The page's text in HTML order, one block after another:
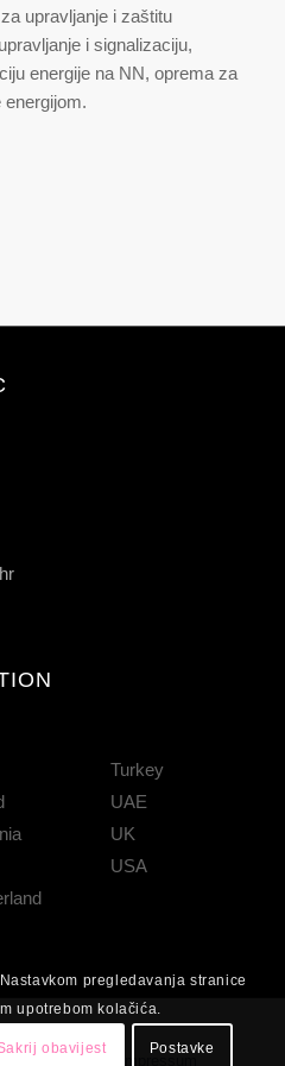
upravljanje i zaštitu
i signalizaciju,
energije na NN, oprema za
energijom.
Turkey
UAE
UK
USA
privatnosti
pregledavanja stranice
upotrebom kolačića.
obavijest Postavke